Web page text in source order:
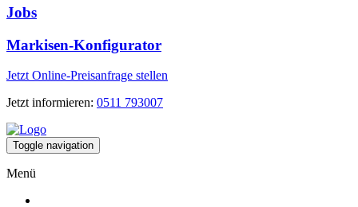
Jobs
Markisen-Konfigurator
Jetzt Online-Preisanfrage stellen
Jetzt informieren: 0511 793007
Toggle navigation
Menü